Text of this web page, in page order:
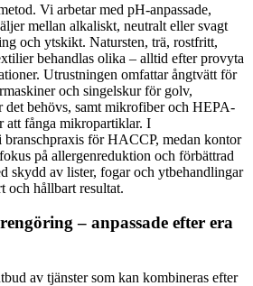
Vi arbetar med pH-anpassade,
mellan alkaliskt, neutralt eller svagt
och ytskikt. Natursten, trä, rostfritt,
behandlas olika – alltid efter provyta
Utrustningen omfattar ångtvätt för
och singelskur för golv,
det behövs, samt mikrofiber och HEPA-
att fånga mikropartiklar. I
för HACCP, medan kontor
på allergenreduktion och förbättrad
skydd av lister, fogar och ytbehandlingar
och hållbart resultat.
– anpassade efter era
av tjänster som kan kombineras efter